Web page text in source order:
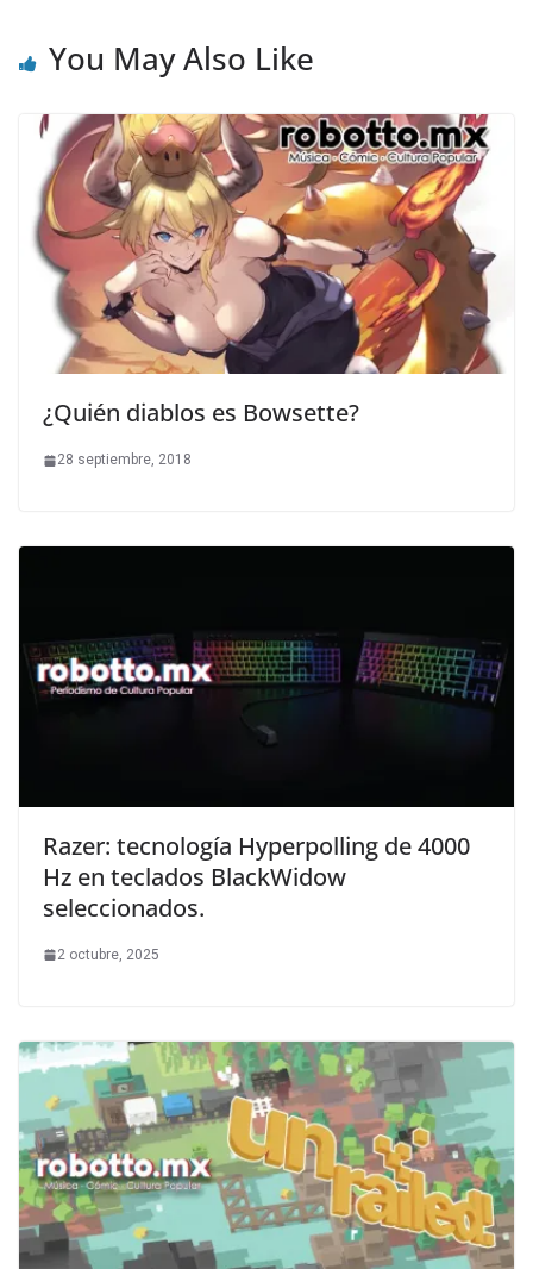
You May Also Like
¿Quién diablos es Bowsette?
28 septiembre, 2018
Razer: tecnología Hyperpolling de 4000
Hz en teclados BlackWidow
seleccionados.
2 octubre, 2025